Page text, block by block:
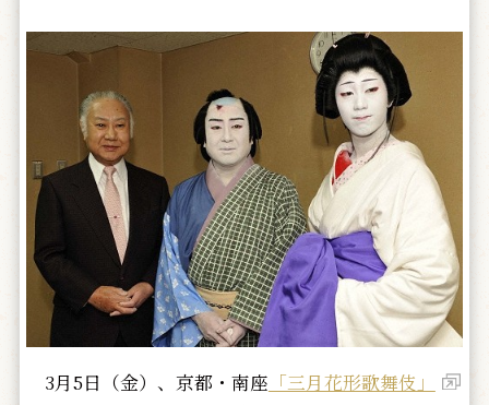
3月5日（金）、京都・南座 「三月花形歌舞伎」